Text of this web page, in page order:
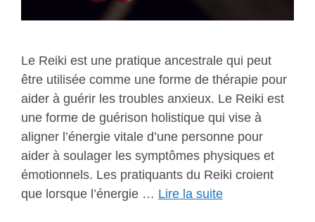
Le Reiki est une pratique ancestrale qui peut
être utilisée comme une forme de thérapie pour
aider à guérir les troubles anxieux. Le Reiki est
une forme de guérison holistique qui vise à
aligner l’énergie vitale d’une personne pour
aider à soulager les symptômes physiques et
émotionnels. Les pratiquants du Reiki croient
que lorsque l’énergie … Lire la suite